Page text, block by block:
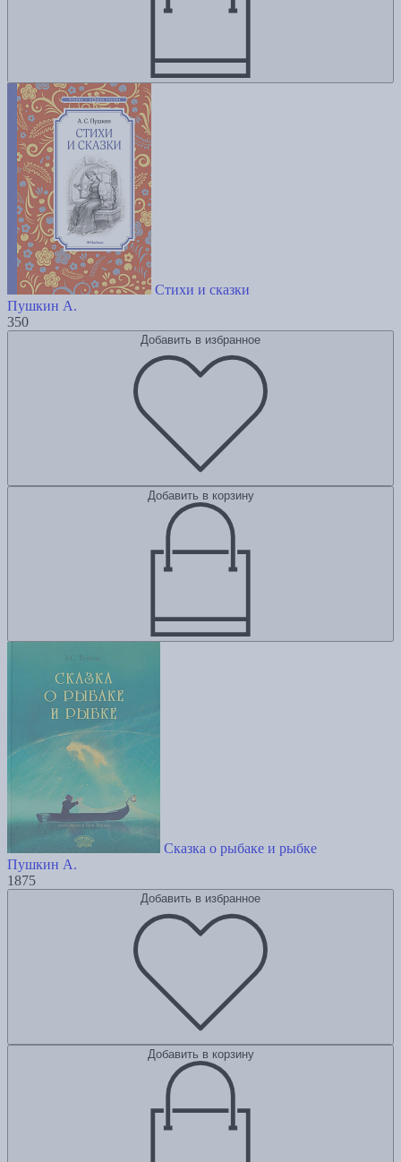
Стихи и сказки
Пушкин А.
350
Добавить в избранное
Добавить в корзину
Сказка о рыбаке и рыбке
Пушкин А.
1875
Добавить в избранное
Добавить в корзину